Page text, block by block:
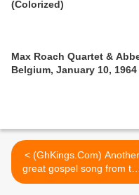
(Colorized)
Max Roach Quartet &
Belgium, January 10,
< (GhKings.Com) Another
great gospel song from the
one and only Her-